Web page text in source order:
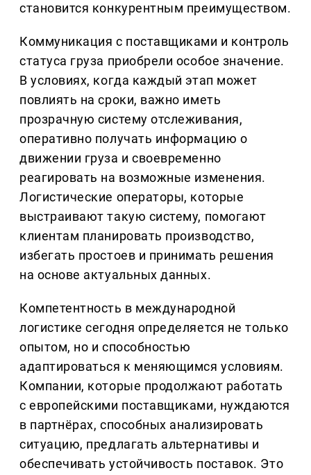
становится конкурентным преимуществом.
Коммуникация с поставщиками и контроль
статуса груза приобрели особое значение.
В условиях, когда каждый этап может
повлиять на сроки, важно иметь
прозрачную систему отслеживания,
оперативно получать информацию о
движении груза и своевременно
реагировать на возможные изменения.
Логистические операторы, которые
выстраивают такую систему, помогают
клиентам планировать производство,
избегать простоев и принимать решения
на основе актуальных данных.
Компетентность в международной
логистике сегодня определяется не только
опытом, но и способностью
адаптироваться к меняющимся условиям.
Компании, которые продолжают работать
с европейскими поставщиками, нуждаются
в партнёрах, способных анализировать
ситуацию, предлагать альтернативы и
обеспечивать устойчивость поставок. Это